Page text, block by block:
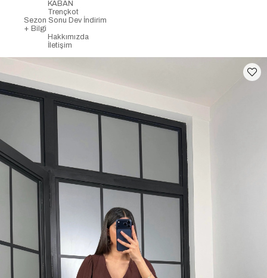
KABAN
Trençkot
Sezon Sonu Dev İndirim
+ Bilgi
Hakkımızda
İletişim